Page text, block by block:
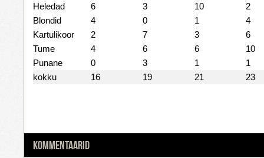
Heledad
6 3 10
2
Blondid
4 0 1
4
Kartulikoor
2 7 3
6
Tume
4 6 6
10
Punane
0 3 1
1
kokku
16 19 21 23
KOMMENTAARID